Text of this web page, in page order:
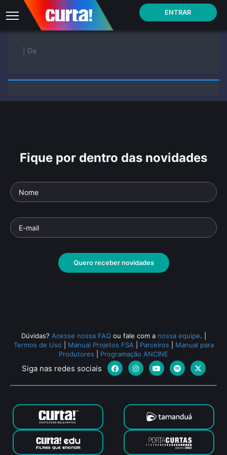
ENTRAR
| De
Fique por dentro das novidades
Quero receber novidades
Dúvidas? Acesse nossa FAQ ou fale com a nossa equipe.
Termos de Uso
Manual Projetos FSA Parceiros
Manual para
Produtores
Programação ANCINE
Siga nas redes sociais